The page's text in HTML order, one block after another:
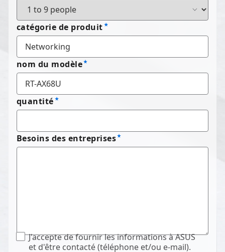
catégorie de produit
nom du modèle
quantité
Besoins des entreprises
J'accepte de fournir les informations à ASUS
et d'être contacté (téléphone et/ou e-mail).